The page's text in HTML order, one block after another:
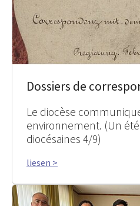
Dossiers de
Le diocèse
environnement. (Un été
diocésaines 4/9)
liesen >